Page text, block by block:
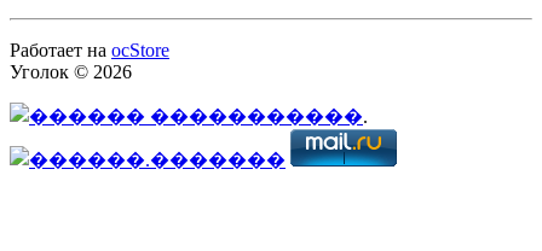
Работает на ocStore
Уголок © 2026
.